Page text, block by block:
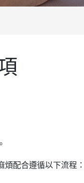
配合遵循以下流程：